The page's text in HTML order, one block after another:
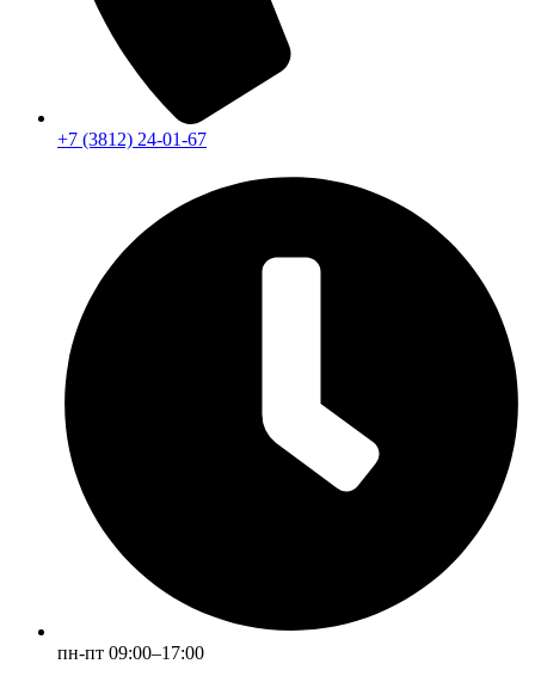
+7 (3812) 24-01-67
пн-пт 09:00–17:00